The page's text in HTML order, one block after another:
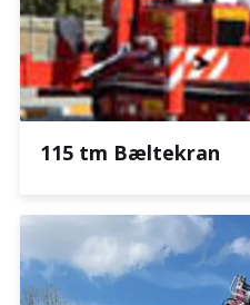
115 tm Bæltekran